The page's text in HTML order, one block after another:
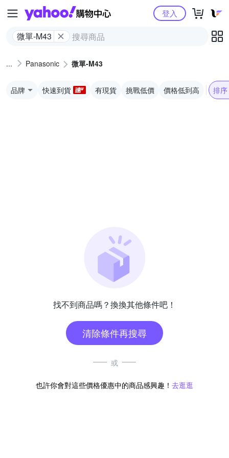
Yahoo購物中心
微單-M43
登入
Panasonic 微單-M43
品牌 快速到貨 有現貨 挑戰低價 價格低到高 排序
找不到商品嗎？換換其他條件吧！
清除條件再搜尋
或
也許你會對這些價格優惠中的商品感興趣！ 去逛逛